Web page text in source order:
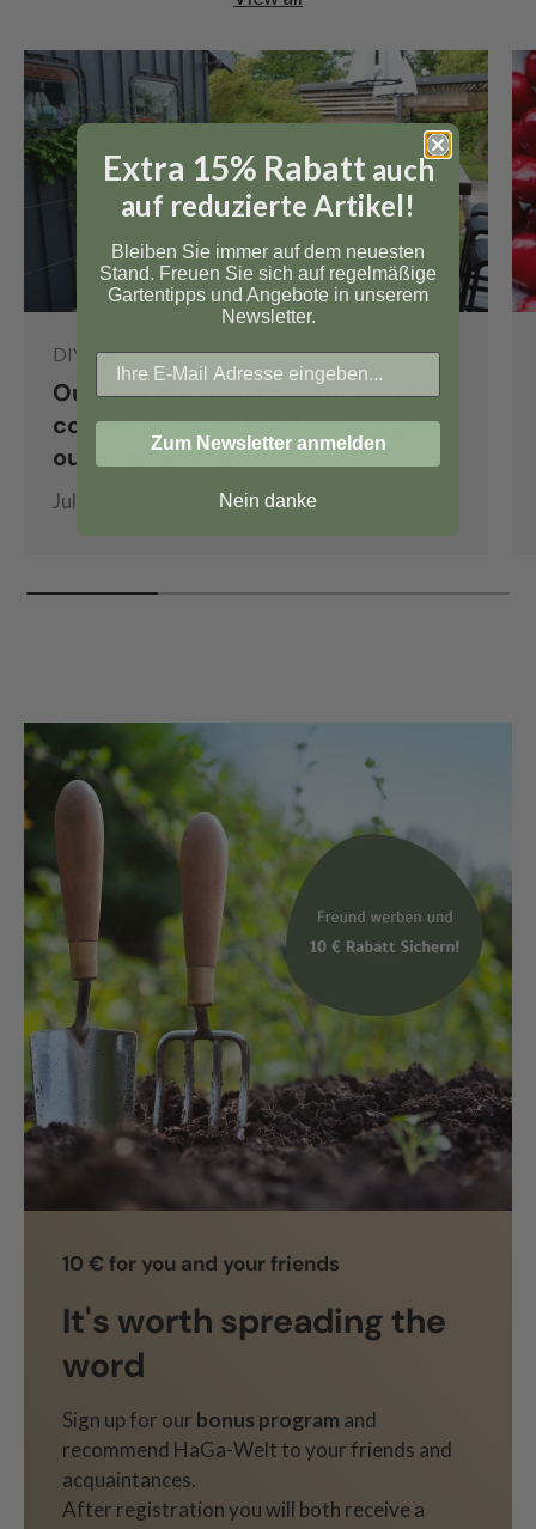
DIY, Garten
Outdoor kitchen: tips, tricks and
construction instructions for your
outdoor kitchen
July 1, 2026
10 € for you and your friends
It's worth spreading the
word
Sign up for our bonus program and
recommend HaGa-Welt to your friends and
acquaintances.
After registration you will both receive a
Extra 15% Rabatt auch
auf reduzierte Artikel!
Bleiben Sie immer auf dem neuesten
Stand. Freuen Sie sich auf regelmäßige
Gartentipps und Angebote in unserem
Newsletter.
Zum Newsletter anmelden
Nein danke